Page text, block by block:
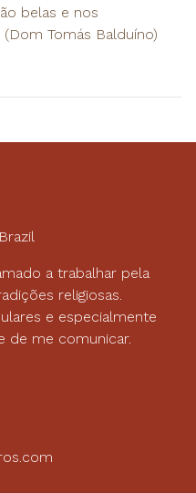
belas e nos
Tomás Balduíno)
a trabalhar pela
religiosas.
e especialmente
de me comunicar.